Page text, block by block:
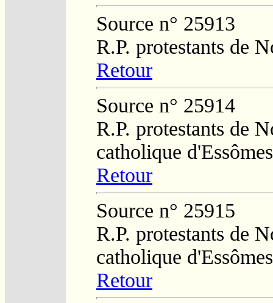
Source n° 25913
R.P. protestants de
Retour
Source n° 25914
R.P. protestants de
catholique d'Essômes
Retour
Source n° 25915
R.P. protestants de
catholique d'Essômes
Retour